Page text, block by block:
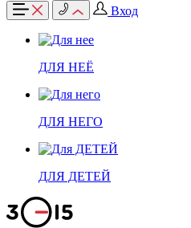
Вход
ДЛЯ НЕЁ
ДЛЯ НЕГО
ДЛЯ ДЕТЕЙ